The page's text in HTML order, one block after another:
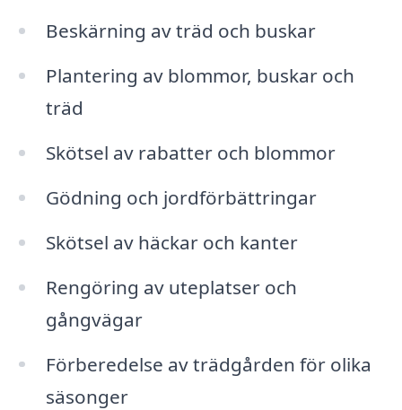
Beskärning av träd och buskar
Plantering av blommor, buskar och
träd
Skötsel av rabatter och blommor
Gödning och jordförbättringar
Skötsel av häckar och kanter
Rengöring av uteplatser och
gångvägar
Förberedelse av trädgården för olika
säsonger